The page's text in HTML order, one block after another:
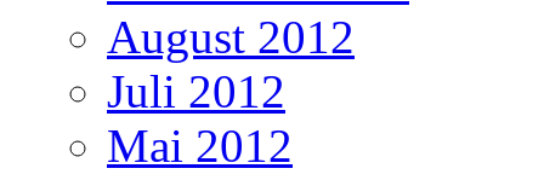
August 2012
Juli 2012
Mai 2012